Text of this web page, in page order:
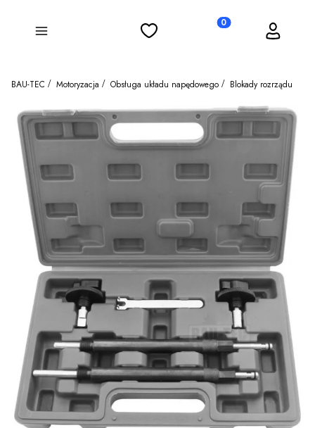
Menu Ulubione Produkty w koszyku:
Koszyk Zaloguj się
BAU-TEC Motoryzacja Obsługa układu napędowego Blokady rozrządu